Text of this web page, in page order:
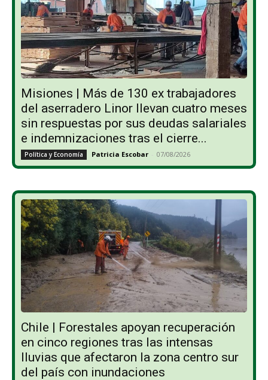
Misiones | Más de 130 ex trabajadores
del aserradero Linor llevan cuatro meses
sin respuestas por sus deudas salariales
e indemnizaciones tras el cierre...
Política y Economía Patricia Escobar - 07/08/2026
Chile | Forestales apoyan recuperación
en cinco regiones tras las intensas
lluvias que afectaron la zona centro sur
del país con inundaciones